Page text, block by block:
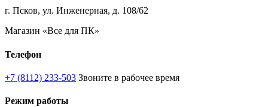
г. Псков, ул. Инженерная, д. 108/62
Магазин «Все для ПК»
Телефон
+7 (8112) 233-503 Звоните в рабочее время
Режим работы